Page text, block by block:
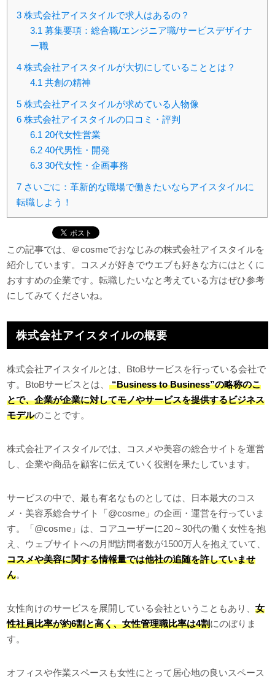
3 株式会社アイスタイルで求人はあるの？
3.1 募集要項：総合職/エンジニア職/サービスデザイナ
ー職
4 株式会社アイスタイルが大切にしていることとは？
4.1 共創の精神
5 株式会社アイスタイルが求めている人物像
6 株式会社アイスタイルの口コミ・評判
6.1 20代女性営業
6.2 40代男性・開発
6.3 30代女性・企画事務
7 さいごに：革新的な職場で働きたいならアイスタイルに
転職しよう！
この記事では、＠cosmeでおなじみの株式会社アイスタイルを
紹介しています。コスメが好きでウエブも好きな方にはとくに
おすすめの企業です。転職したいなと考えている方はぜひ参考
にしてみてくださいね。
株式会社アイスタイルの概要
株式会社アイスタイルとは、BtoBサービスを行っている会社で
す。BtoBサービスとは、“Business to Business”の略称のこ
とで、企業が企業に対してモノやサービスを提供するビジネス
モデルのことです。
株式会社アイスタイルでは、コスメや美容の総合サイトを運営
し、企業や商品を顧客に伝えていく役割を果たしています。
サービスの中で、最も有名なものとしては、日本最大のコス
メ・美容系総合サイト「@cosme」の企画・運営を行っていま
す。「@cosme」は、コアユーザーに20～30代の働く女性を抱
え、ウェブサイトへの月間訪問者数が1500万人を抱えていて、
コスメや美容に関する情報量では他社の追随を許していませ
ん。
女性向けのサービスを展開している会社ということもあり、女
性社員比率が約6割と高く、女性管理職比率は4割にのぼりま
す。
オフィスや作業スペースも女性にとって居心地の良いスペース